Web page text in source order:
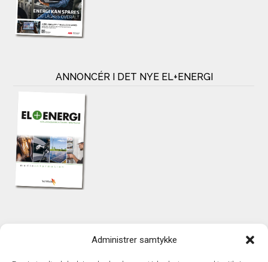
Administrer samtykke
ANNONCÉR I DET NYE EL+ENERGI
TechMedia A/S